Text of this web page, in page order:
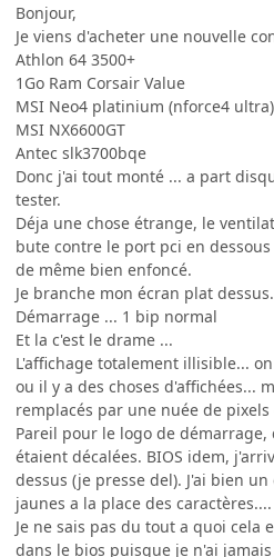
Bonjour,
Je viens d'acheter une nouvelle
Athlon 64 3500+
1Go Ram Corsair Value
MSI Neo4 platinium (nforce4 ultra)
MSI NX6600GT
Antec slk3700bqe
Donc j'ai tout monté ... a part
tester.
Déja une chose étrange, le
bute contre le port pci en
de même bien enfoncé.
Je branche mon écran plat dessus.
Démarrage ... 1 bip normal
Et la c'est le drame ...
L'affichage totalement illisible...
ou il y a des choses d'affichées...
remplacés par une nuée de
Pareil pour le logo de
étaient décalées. BIOS idem,
dessus (je presse del). J'ai bien
jaunes a la place des caractères....
Je ne sais pas du tout a quoi cela
dans le bios puisque je n'ai